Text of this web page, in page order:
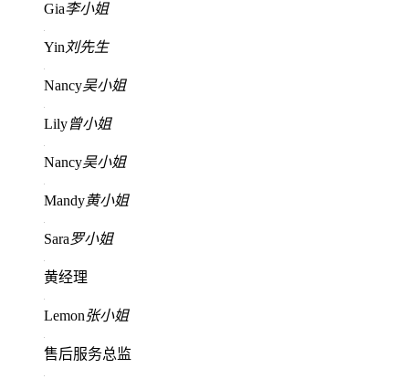
Gia李小姐
Yin 刘先生
Nancy吴小姐
Lily曾小姐
Nancy吴小姐
Mandy黄小姐
Sara罗小姐
黄经理
Lemon张小姐
售后服务总监